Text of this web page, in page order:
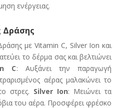
ενέργειας.
Δράσης
με Vitamin C, Silver Ion και
το δέρμα σας και βελτιώνει
C: Αυξάνει την παραγωγή
αέρας μαλακώνει το
στρες. Silver Ion: Μειώνει τα
του αέρα. Προσφέρει φρέσκο